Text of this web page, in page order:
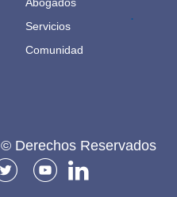
Servicios
Comunidad
.
© Derechos Reservados